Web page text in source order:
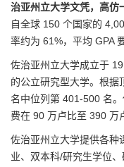
治亚州立大学文凭，高仿
自全球 150 个国家的
率约为 61%，平均 GPA
佐治亚州立大学成立于
的公立研究型大学。根据
名中位列第 401-500 名
费在 90 万卢比至 390 万
佐治亚州立大学提供各种
业、双本科/研究生学位